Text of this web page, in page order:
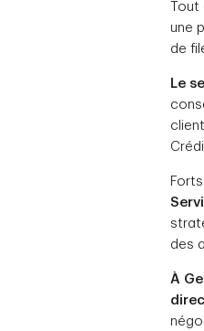
une
de
Le
des
À